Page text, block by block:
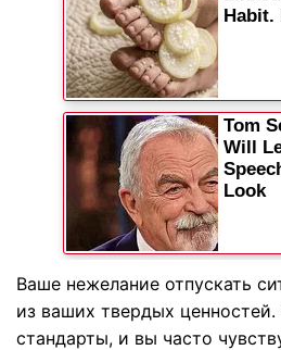
Ваше нежелание отпускать
из ваших твердых ценностей.
стандарты, и вы часто